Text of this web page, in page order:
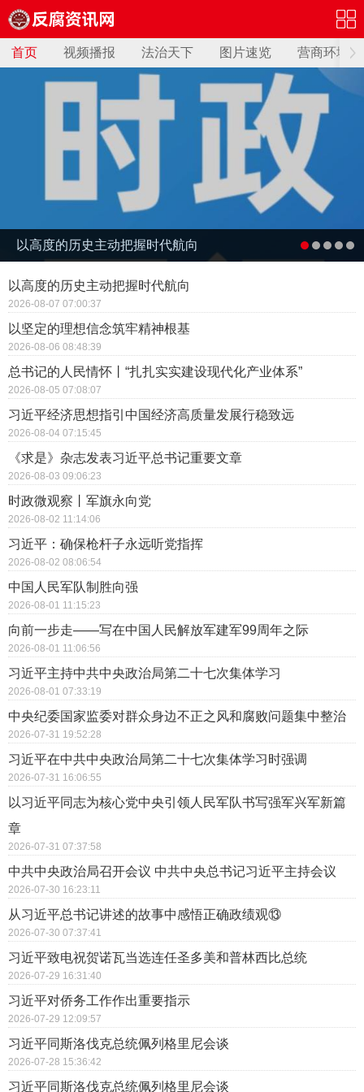
首页 视频播报 法治天下 图片速览 营商环境
以高度的历史主动把握时代航向
以高度的历史主动把握时代航向
2026-08-07 07:00:37
以坚定的理想信念筑牢精神根基
2026-08-06 08:48:39
总书记的人民情怀丨“扎扎实实建设现代化产业体系”
2026-08-05 07:08:07
习近平经济思想指引中国经济高质量发展行稳致远
2026-08-04 07:15:45
《求是》杂志发表习近平总书记重要文章
2026-08-03 09:06:23
时政微观察丨军旗永向党
2026-08-02 11:14:06
习近平：确保枪杆子永远听党指挥
2026-08-02 08:06:54
中国人民军队制胜向强
2026-08-01 11:15:23
向前一步走——写在中国人民解放军建军99周年之际
2026-08-01 11:06:56
习近平主持中共中央政治局第二十七次集体学习
2026-08-01 07:33:19
中央纪委国家监委对群众身边不正之风和腐败问题集中整治
2026-07-31 19:52:28
习近平在中共中央政治局第二十七次集体学习时强调
2026-07-31 16:06:55
以习近平同志为核心党中央引领人民军队书写强军兴军新篇
章
2026-07-31 07:37:58
中共中央政治局召开会议 中共中央总书记习近平主持会议
2026-07-30 16:23:11
从习近平总书记讲述的故事中感悟正确政绩观⑬
2026-07-30 07:37:41
习近平致电祝贺诺瓦当选连任圣多美和普林西比总统
2026-07-29 16:31:40
习近平对侨务工作作出重要指示
2026-07-29 12:09:57
习近平同斯洛伐克总统佩列格里尼会谈
2026-07-28 15:36:42
习近平同斯洛伐克总统佩列格里尼会谈